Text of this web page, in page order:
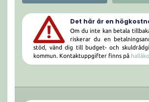
Det här är en
Om du inte kan betala
riskerar du en
stöd, vänd dig till budget- och
kommun. Kontaktuppgifter finns på